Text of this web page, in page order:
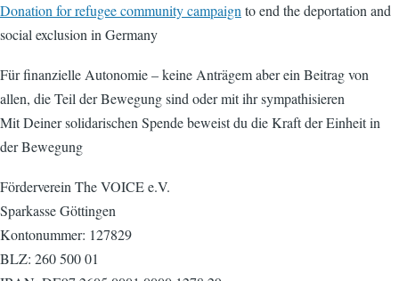
Donation for refugee community campaign to end the deportation and
social exclusion in Germany
Für finanzielle Autonomie – keine Anträgem aber ein Beitrag von
allen, die Teil der Bewegung sind oder mit ihr sympathisieren
Mit Deiner solidarischen Spende beweist du die Kraft der Einheit in
der Bewegung
Förderverein The VOICE e.V.
Sparkasse Göttingen
Kontonummer: 127829
BLZ: 260 500 01